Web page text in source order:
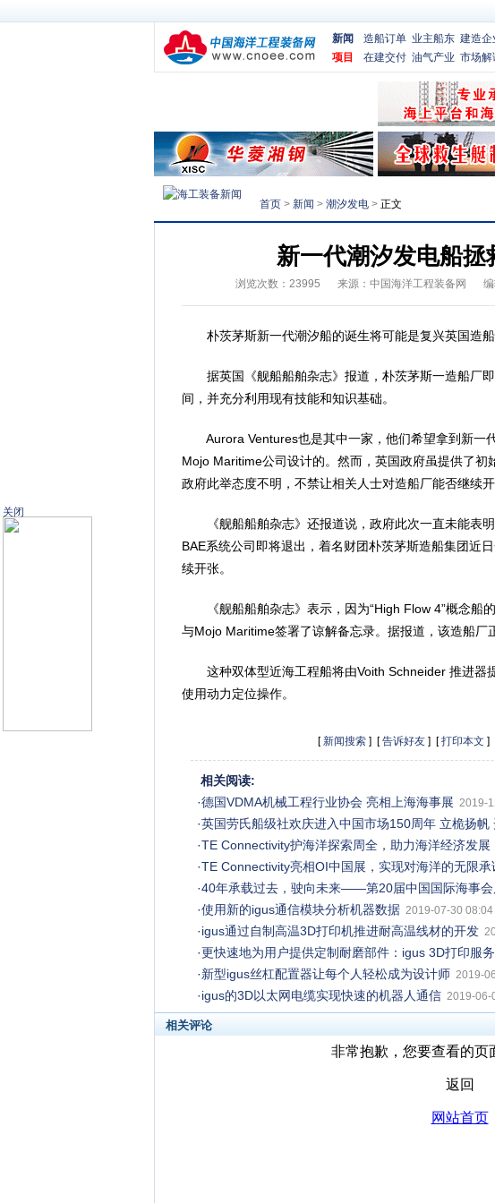
关闭
新闻 造船订单 业主船东 建造企
项目
在建交付 油气产业 市场解
首页 > 新闻 > 潮汐发电 > 正文
新一代潮汐发电船拯
浏览次数： 23995 来源： 中国海洋工程装备网
朴茨茅斯新一代潮汐船的诞生将可能是复兴英国造船
据英国《舰船船舶杂志》报道，朴茨茅斯一造船厂即
间，并充分利用现有技能和知识基础。
Aurora Ventures也是其中一家，他们希望拿到新一
Mojo Maritime公司设计的。然而，英国政府虽提供了初
政府此举态度不明，不禁让相关人士对造船厂能否继续开
《舰船船舶杂志》还报道说，政府此次一直未能表
BAE系统公司即将退出，着名财团朴茨茅斯造船集团近
续开张。
《舰船船舶杂志》表示，因为“High Flow 4”概念船
与Mojo Maritime签署了谅解备忘录。据报道，该造船厂
这种双体型近海工程船将由Voith Schneider 推进器
使用动力定位操作。
[新闻搜索 ] [告诉好友 ] [打印本文 ]
相关阅读:
·德国VDMA机械工程行业协会 亮相上海海事展 2019-
·英国劳氏船级社欢庆进入中国市场150周年 立桅扬帆
·TE Connectivity护海洋探索周全，助力海洋经济发展
·TE Connectivity亮相OI中国展，实现对海洋的无限承
·40年承载过去，驶向未来——第20届中国国际海事会
·使用新的igus通信模块分析机器数据 2019-07-30 08:04
·igus通过自制高温3D打印机推进耐高温线材的开发
·更快速地为用户提供定制耐磨部件：igus 3D打印服
·新型igus丝杠配置器让每个人轻松成为设计师 2019-
·igus的3D以太网电缆实现快速的机器人通信 2019-06-
相关评论